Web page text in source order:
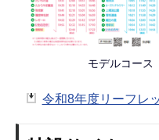
モデルコース
令和8年度リーフレ